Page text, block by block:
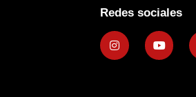
Redes sociales